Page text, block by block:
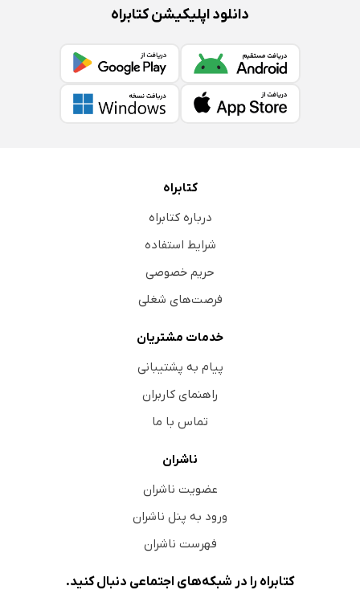
دانلود اپلیکیشن کتابراه
کتابراه
درباره کتابراه
شرایط استفاده
حریم خصوصی
فرصت‌های شغلی
خدمات مشتریان
پیام به پشتیبانی
راهنمای کاربران
تماس با ما
ناشران
عضویت ناشران
ورود به پنل ناشران
فهرست ناشران
کتابراه را در شبکه‌های اجتماعی دنبال کنید.